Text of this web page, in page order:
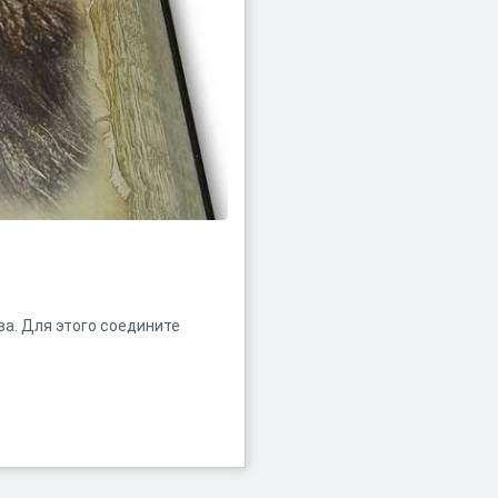
Для этого соедините